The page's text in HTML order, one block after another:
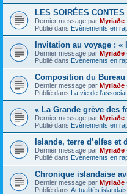
LES SOIRÉES
Dernier message par Myriaðe
Publié dans Evènements en
Invitation au voyage : «
Dernier message par Myriaðe
Publié dans Evènements en
Composition du Bureau
Dernier message par Myriaðe
Publié dans La vie de
« La Grande grève des
Dernier message par Myriaðe
Publié dans Evènements en
Islande, terre d’elfes et
Dernier message par Myriaðe
Publié dans Evènements en
Chronique islandaise
Dernier message par Myriaðe
Publié dans Actualités